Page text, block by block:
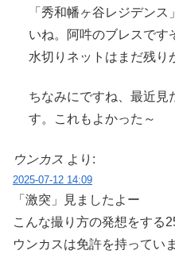
「秀和幡ヶ谷レジデン
いね。阿吽のブレスです
水切りネットはまだ残り
ちなみにですね、最近見
す。これもよかった～
ウンカス より:
2025-07-12 14:09
「激突」見ましたよー
こんな撮り方の発想をする
ウンカスは免許を持ってい